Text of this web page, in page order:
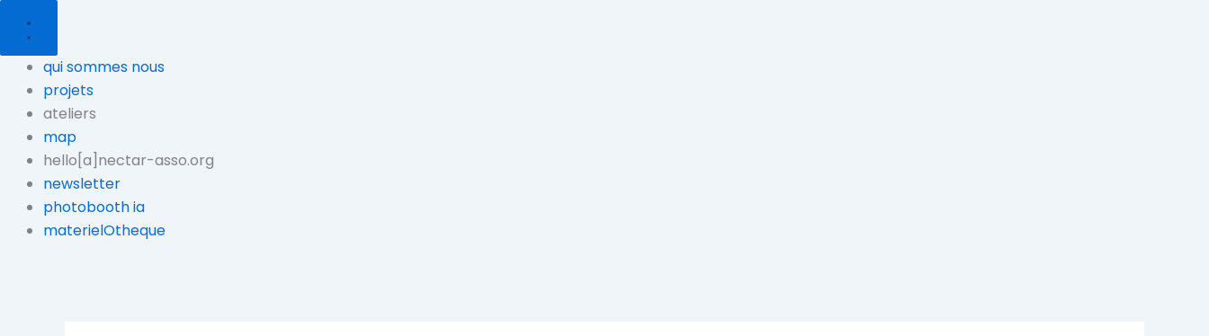
contenuqui sommes nous
projets
ateliers
map
hello[a]nectar-asso.org
newsletter
photobooth ia
materielOtheque